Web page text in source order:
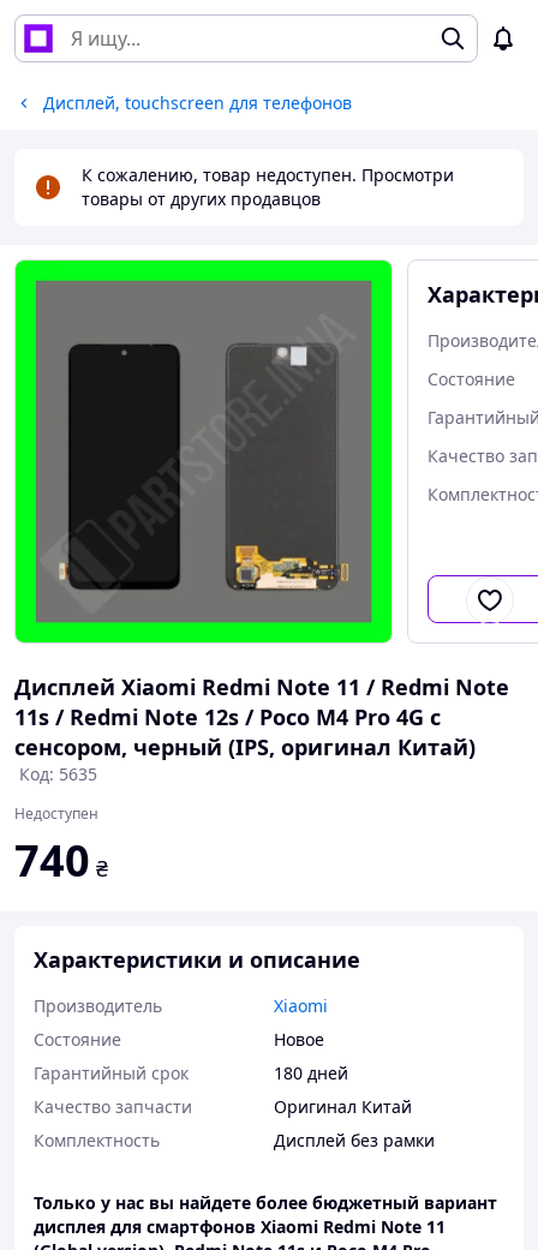
Дисплей, touchscreen для телефонов
К сожалению, товар недоступен. Просмотри
товары от других продавцов
Состояние
Качество
Дисплей Xiaomi Redmi Note 11 / Redmi Note
11s / Redmi Note 12s / Poco M4 Pro 4G с
сенсором, черный (IPS, оригинал Китай)
Код: 5635
Недоступен
740 ₴
Характеристики и описание
Производитель
Xiaomi
Состояние
Новое
Гарантийный срок
180 дней
Качество запчасти
Оригинал Китай
Комплектность
Дисплей без рамки
Только у нас вы найдете более бюджетный вариант
дисплея для смартфонов Xiaomi Redmi Note 11